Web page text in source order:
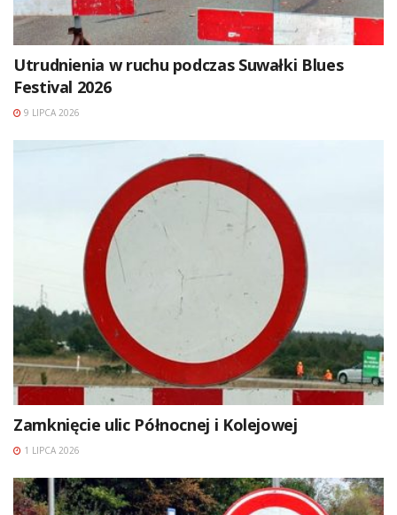
Utrudnienia w ruchu podczas Suwałki Blues
Festival 2026
9 LIPCA 2026
Zamknięcie ulic Północnej i Kolejowej
1 LIPCA 2026